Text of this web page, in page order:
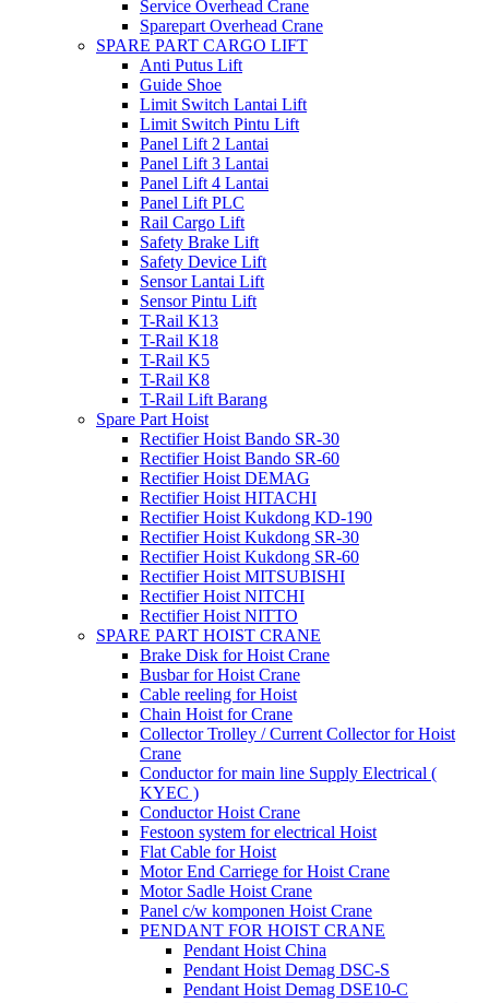
Service Overhead Crane
Sparepart Overhead Crane
SPARE PART CARGO LIFT
Anti Putus Lift
Guide Shoe
Limit Switch Lantai Lift
Limit Switch Pintu Lift
Panel Lift 2 Lantai
Panel Lift 3 Lantai
Panel Lift 4 Lantai
Panel Lift PLC
Rail Cargo Lift
Safety Brake Lift
Safety Device Lift
Sensor Lantai Lift
Sensor Pintu Lift
T-Rail K13
T-Rail K18
T-Rail K5
T-Rail K8
T-Rail Lift Barang
Spare Part Hoist
Rectifier Hoist Bando SR-30
Rectifier Hoist Bando SR-60
Rectifier Hoist DEMAG
Rectifier Hoist HITACHI
Rectifier Hoist Kukdong KD-190
Rectifier Hoist Kukdong SR-30
Rectifier Hoist Kukdong SR-60
Rectifier Hoist MITSUBISHI
Rectifier Hoist NITCHI
Rectifier Hoist NITTO
SPARE PART HOIST CRANE
Brake Disk for Hoist Crane
Busbar for Hoist Crane
Cable reeling for Hoist
Chain Hoist for Crane
Collector Trolley / Current Collector for Hoist
Crane
Conductor for main line Supply Electrical (
KYEC )
Conductor Hoist Crane
Festoon system for electrical Hoist
Flat Cable for Hoist
Motor End Carriege for Hoist Crane
Motor Sadle Hoist Crane
Panel c/w komponen Hoist Crane
PENDANT FOR HOIST CRANE
Pendant Hoist China
Pendant Hoist Demag DSC-S
Pendant Hoist Demag DSE10-C